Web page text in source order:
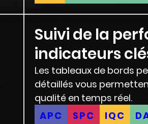
Suivi de la
indicateurs
Les tableaux de bords
détaillés vous
qualité en temps réel.
APC
SPC IQC